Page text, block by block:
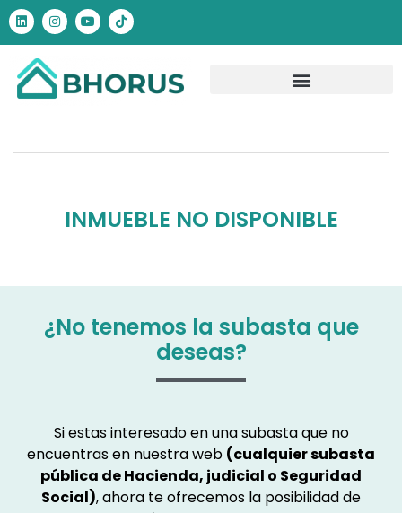
INMUEBLE NO DISPONIBLE
¿No tenemos la subasta que
deseas?
Si estas interesado en una subasta que no
encuentras en nuestra web (cualquier subasta
pública de Hacienda, judicial o Seguridad
Social), ahora te ofrecemos la posibilidad de